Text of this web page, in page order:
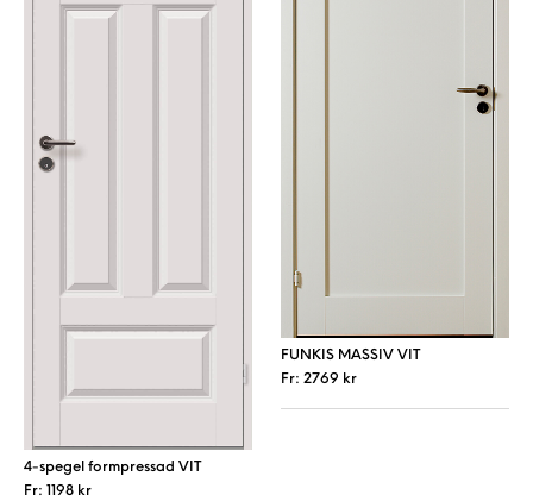
4-spegel formpressad VIT
Fr:
1198 kr
FUNKIS MASSIV VIT
Fr: 2769 kr